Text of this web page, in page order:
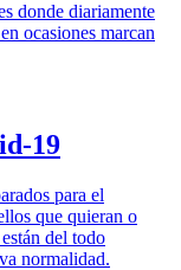
donde diariamente
ocasiones marcan
19
para el
que quieran o
del todo
normalidad.